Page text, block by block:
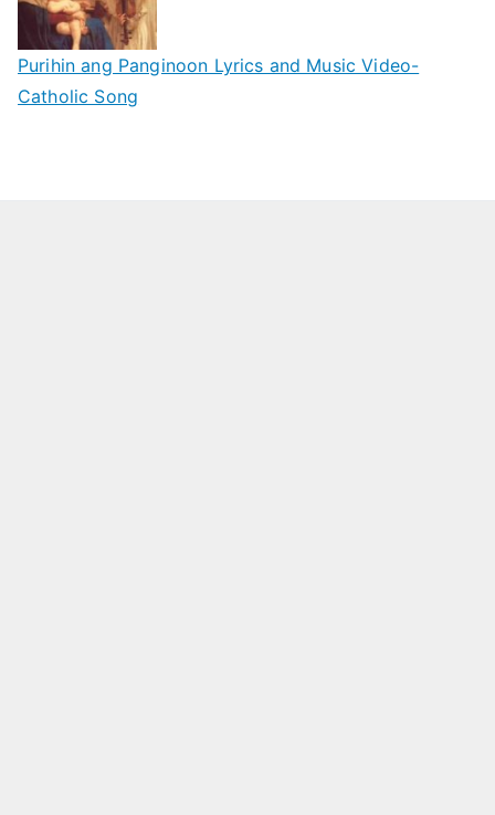
Purihin ang Panginoon Lyrics and Music Video-
Catholic Song